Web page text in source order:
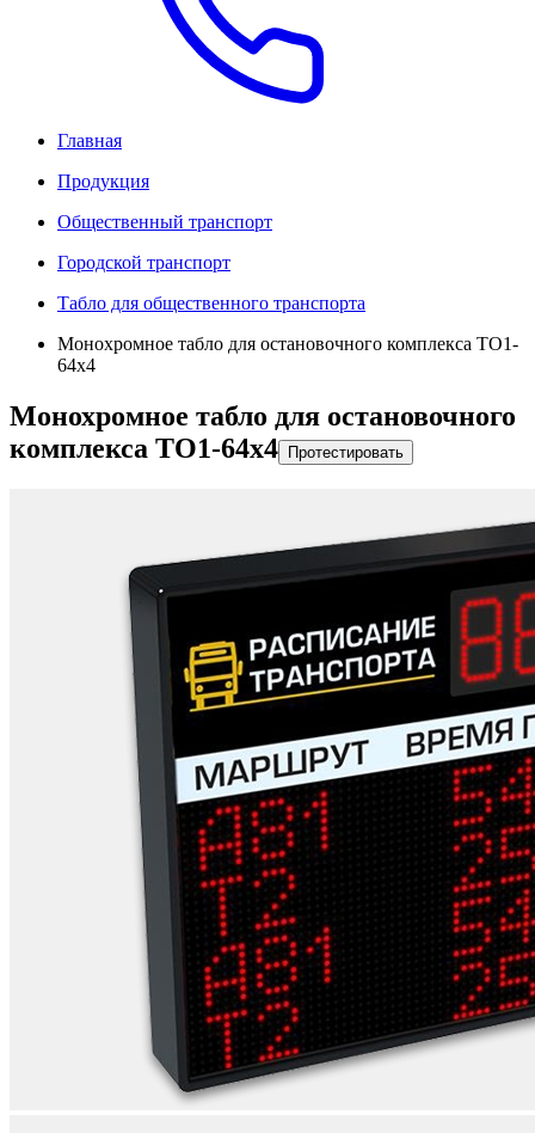
Главная
Продукция
Общественный транспорт
Городской транспорт
Табло для общественного транспорта
Монохромное табло для остановочного комплекса ТО1-
64x4
Монохромное табло для остановочного
комплекса ТО1-64x4
Протестировать